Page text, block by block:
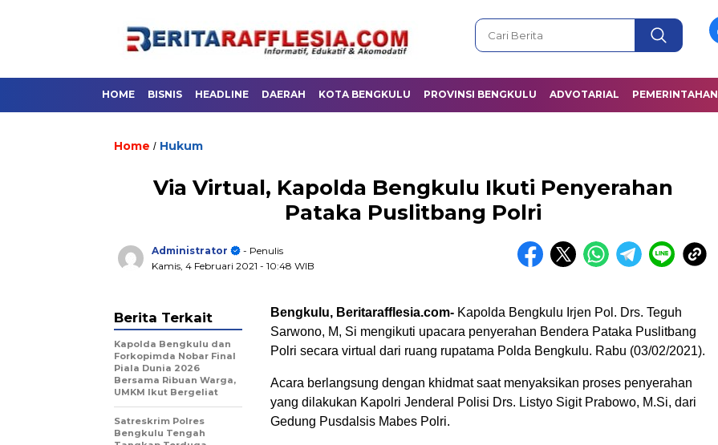
HOME BISNIS HEADLINE DAERAH KOTA BENGKULU PROVINSI BENGKULU ADVOTARIAL PEMERINTAHAN
Home / Hukum
Via Virtual, Kapolda Bengkulu Ikuti Penyerahan
Pataka Puslitbang Polri
Administrator
- Penulis
Kamis, 4 Februari 2021 - 10:48 WIB
Bengkulu, Beritarafflesia.com- Kapolda Bengkulu Irjen Pol. Drs. Teguh
Sarwono, M, Si mengikuti upacara penyerahan Bendera Pataka Puslitbang
Polri secara virtual dari ruang rupatama Polda Bengkulu. Rabu (03/02/2021).
Acara berlangsung dengan khidmat saat menyaksikan proses penyerahan
yang dilakukan Kapolri Jenderal Polisi Drs. Listyo Sigit Prabowo, M.Si, dari
Gedung Pusdalsis Mabes Polri.
Berita Terkait
Kapolda Bengkulu dan
Forkopimda Nobar Final
Piala Dunia 2026
Bersama Ribuan Warga,
UMKM Ikut Bergeliat
Satreskrim Polres
Bengkulu Tengah